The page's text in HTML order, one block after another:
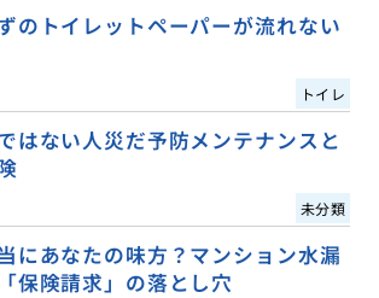
のトイレットペーパーが流れない
トイレ
はない人災だ予防メンテナンスと
未分類
にあなたの味方？マンション水漏
保険請求」の落とし穴